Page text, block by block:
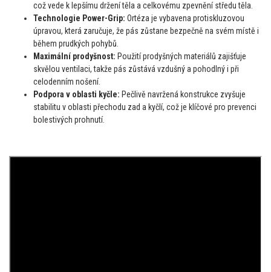
což vede k lepšímu držení těla a celkovému zpevnění středu těla.
Technologie Power-Grip: Ortéza je vybavena protiskluzovou
úpravou, která zaručuje, že pás zůstane bezpečně na svém místě i
během prudkých pohybů.
Maximální prodyšnost: Použití prodyšných materiálů zajišťuje
skvělou ventilaci, takže pás zůstává vzdušný a pohodlný i při
celodenním nošení.
Podpora v oblasti kyčle: Pečlivě navržená konstrukce zvyšuje
stabilitu v oblasti přechodu zad a kyčlí, což je klíčové pro prevenci
bolestivých prohnutí.